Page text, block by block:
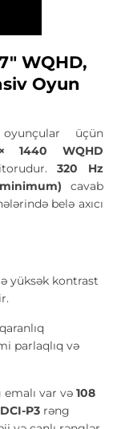
WQHD,
Oyun
üçün
1440 WQHD
320 Hz
cavab
belə axıcı
yüksək kontrast
parlaqlıq və
emalı var və108
P3 rəng